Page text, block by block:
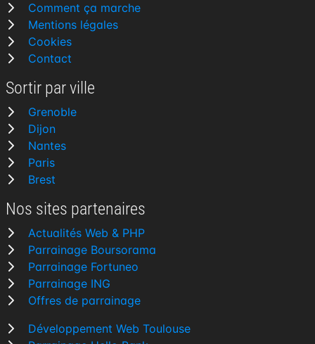
Comment ça marche
Mentions légales
Cookies
Contact
Sortir par ville
Grenoble
Dijon
Nantes
Paris
Brest
Nos sites partenaires
Actualités Web & PHP
Parrainage Boursorama
Parrainage Fortuneo
Parrainage ING
Offres de parrainage
Développement Web Toulouse